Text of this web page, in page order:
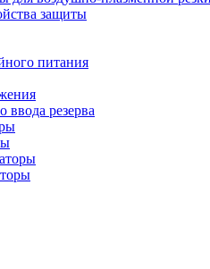
защиты
питания
ввода резерва